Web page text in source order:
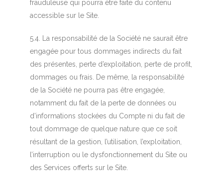
frauduleuse qui pourra être faite du contenu
accessible sur le Site.
5.4. La responsabilité de la Société ne saurait être
engagée pour tous dommages indirects du fait
des présentes, perte d’exploitation, perte de profit,
dommages ou frais. De même, la responsabilité
de la Société ne pourra pas être engagée,
notamment du fait de la perte de données ou
d’informations stockées du Compte ni du fait de
tout dommage de quelque nature que ce soit
résultant de la gestion, l’utilisation, l’exploitation,
l’interruption ou le dysfonctionnement du Site ou
des Services offerts sur le Site.